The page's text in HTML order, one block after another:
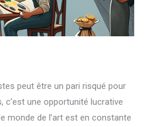
peut être un pari risqué pour
c’est une opportunité lucrative
monde de l’art est en constante